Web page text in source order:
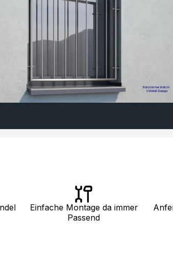
Einfache Montage da immer
Passend